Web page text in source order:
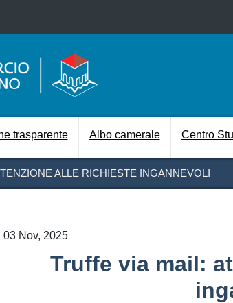
trasparente Albo camerale Centro
ALLE RICHIESTE INGANNEVOLI
03 Nov, 2025
Truffe via mail: